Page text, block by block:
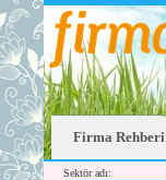
Firma Rehberi
Sektör adı: